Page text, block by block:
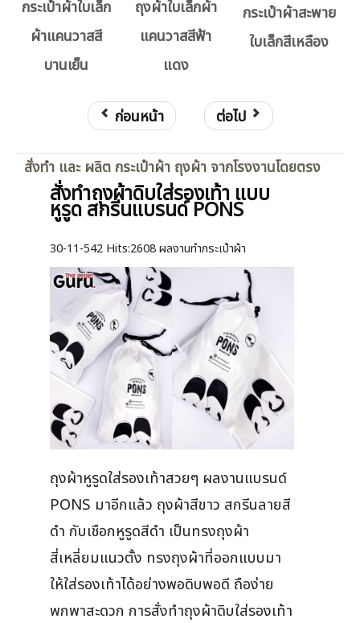
กระเป๋าผ้าใบเล็ก
ผ้าแคนวาสสี
บานเย็น
ถุงผ้าใบเล็กผ้า
แคนวาสสีฟ้า
แดง
กระเป๋าผ้าสะพาย
ใบเล็กสีเหลือง
ก่อนหน้า ต่อไป
สั่งทำ และ ผลิต กระเป๋าผ้า ถุงผ้า จากโรงงานโดยตรง
สั่งทำถุงผ้าดิบใส่รองเท้า แบบ
หูรูด สกรีนแบรนด์ PONS
30-11-542 Hits:2608 ผลงานทำกระเป๋าผ้า
ถุงผ้าหูรูดใส่รองเท้าสวยๆ ผลงานแบรนด์
PONS มาอีกแล้ว ถุงผ้าสีขาว สกรีนลายสี
ดำ กับเชือกหูรูดสีดำ เป็นทรงถุงผ้า
สี่เหลี่ยมแนวตั้ง ทรงถุงผ้าที่ออกแบบมา
ให้ใส่รองเท้าได้อย่างพอดิบพอดี ถือง่าย
พกพาสะดวก การสั่งทำถุงผ้าดิบใส่รองเท้า